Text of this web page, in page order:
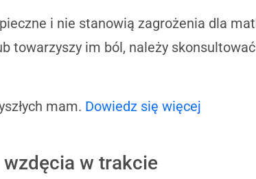
i nie stanowią zagrożenia dla
towarzyszy im ból, należy
mam. Dowiedz się więcej
w trakcie